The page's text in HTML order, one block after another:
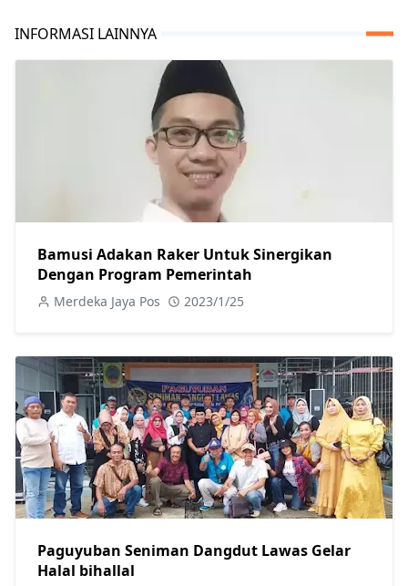
INFORMASI LAINNYA
Bamusi Adakan Raker Untuk Sinergikan
Dengan Program Pemerintah
Merdeka Jaya Pos 2023/1/25
Paguyuban Seniman Dangdut Lawas Gelar
Halal bihallal